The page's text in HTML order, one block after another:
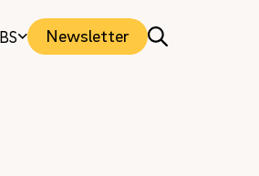
Newsletter